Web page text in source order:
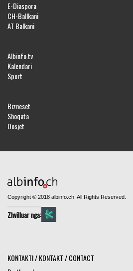
E-Diaspora
CH-Ballkani
AT Balkani
Albinfo.tv
Kalendari
Sport
Bizneset
Shoqata
Dosjet
Copyright © 2018 albinfo.ch. All Rights Reserved.
Zhvilluar nga:
KONTAKTI / KONTAKT / CONTACT